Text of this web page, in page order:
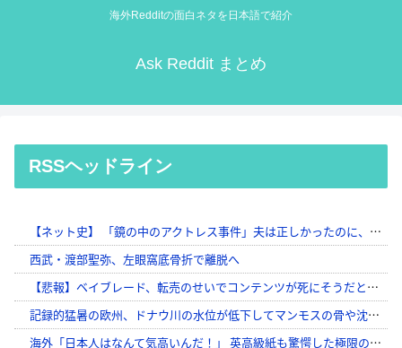
海外Redditの面白ネタを日本語で紹介
Ask Reddit まとめ
RSSヘッドライン